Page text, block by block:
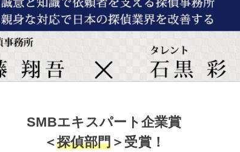
SMBエキスパート企業賞
＜探偵部門 ＞受賞！